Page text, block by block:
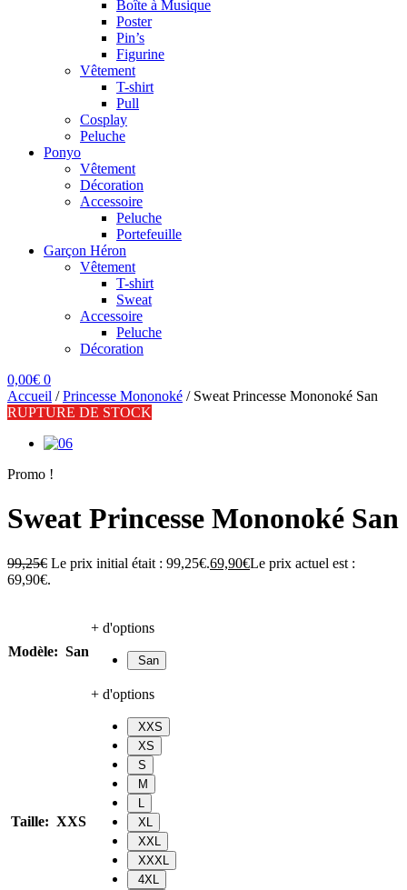
Boîte à Musique
Poster
Pin’s
Figurine
Vêtement
T-shirt
Pull
Cosplay
Peluche
Ponyo
Vêtement
Décoration
Accessoire
Peluche
Portefeuille
Garçon Héron
Vêtement
T-shirt
Sweat
Accessoire
Peluche
Décoration
0,00€ 0
Accueil /Princesse Mononoké / Sweat Princesse Mononoké San
RUPTURE DE STOCK
Promo !
Sweat Princesse Mononoké San
99,25€ Le prix initial était : 99,25€.69,90€Le prix actuel est :
69,90€.
Modèle: San
+ d'options
San
Taille: XXS
+ d'options
XXS
XS
S
M
XL
XXL
XXXL
4XL